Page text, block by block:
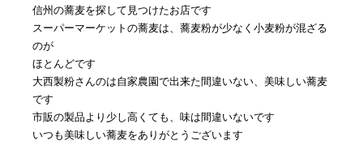
信州の蕎麦を探して見つけたお店です
スーパーマーケットの蕎麦は、蕎麦粉が少なく小麦粉が混ざる
のが
ほとんどです
大西製粉さんのは自家農園で出来た間違いない、美味しい蕎麦
です
市販の製品より少し高くても、味は間違いないです
いつも美味しい蕎麦をありがとうございます